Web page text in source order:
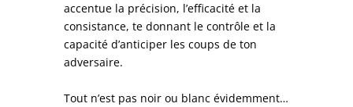
accentue la précision, l’efficacité et la
consistance, te donnant le contrôle et la
capacité d’anticiper les coups de ton
adversaire.
Tout n’est pas noir ou blanc évidemment…